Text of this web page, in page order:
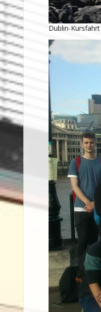
Dublin-